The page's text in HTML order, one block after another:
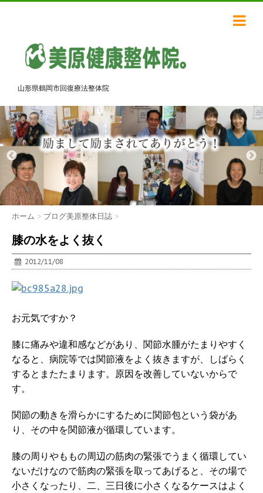
山形県鶴岡市回復療法整体院
ホーム > ブログ美原整体日誌 >
膝の水をよく抜く
2012/11/08
お元気ですか？
膝に痛みや違和感などがあり、関節水腫がたまりやすく
なると、病院等では関節液をよく抜きますが、しばらく
するとまたたまります。原因を改善していないからで
す。
関節の動きを滑らかにするために関節包という袋があ
り、その中を関節液が循環しています。
膝の周りやももの周辺の筋肉の緊張でうまく循環してい
ないだけなので筋肉の緊張を取ってあげると、その場で
小さくなったり、二、三日後に小さくなるケースはよく